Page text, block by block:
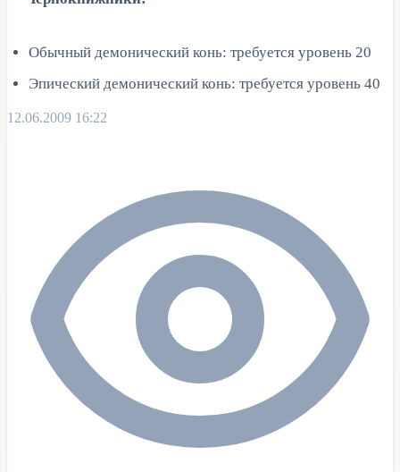
Обычный демонический конь: требуется уровень 20
Эпический демонический конь: требуется уровень 40
12.06.2009 16:22